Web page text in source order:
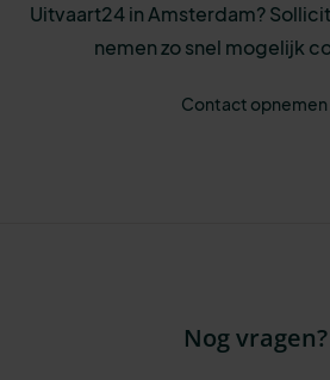
Uitvaart24 in Amsterdam?
nemen zo snel mogelijk
Contact opnemen
Nog vragen?